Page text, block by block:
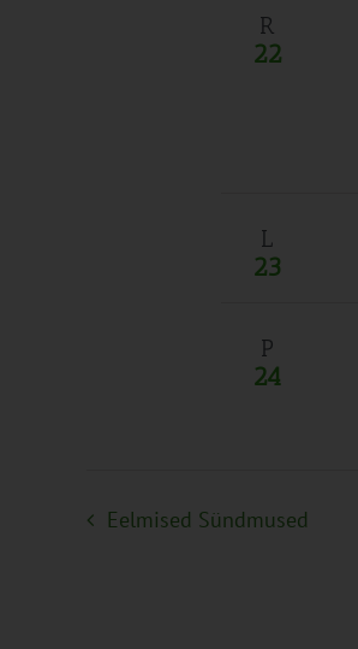
R
22
L
23
P
24
Eelmised Sündmused